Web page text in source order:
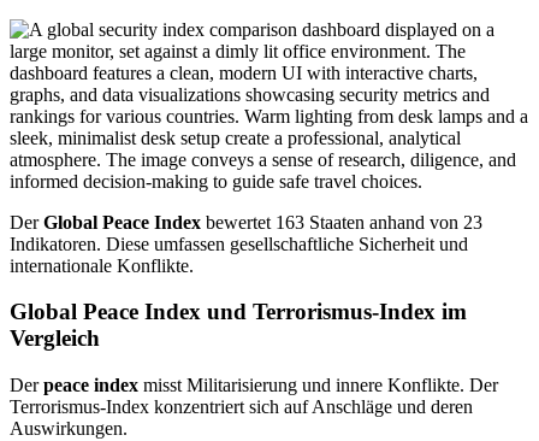
DerGlobal Peace Index bewertet 163 Staaten anhand von 23
Indikatoren. Diese umfassen gesellschaftliche Sicherheit und
internationale Konflikte.
Global Peace Index und Terrorismus-Index im
Vergleich
Derpeace index misst Militarisierung und innere Konflikte. Der
Terrorismus-Index konzentriert sich auf Anschläge und deren
Auswirkungen.